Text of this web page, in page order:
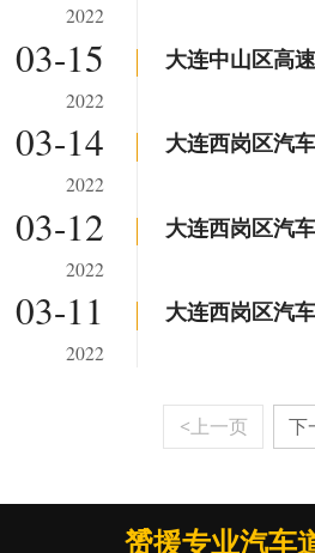
2022
03-15
2022
大连中山区高
03-14
2022
大连西岗区汽
03-12
2022
大连西岗区汽
03-11
2022
大连西岗区汽
<上一页 下
赟援专业汽车